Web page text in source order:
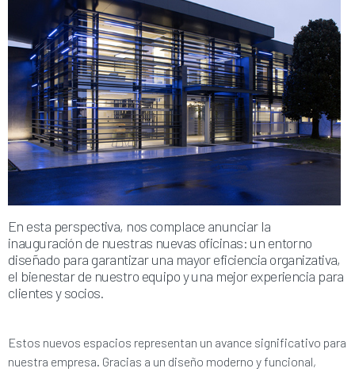
En esta perspectiva, nos complace anunciar la
inauguración de nuestras nuevas oficinas: un entorno
diseñado para garantizar una mayor eficiencia organizativa,
el bienestar de nuestro equipo y una mejor experiencia para
clientes y socios.
Estos nuevos espacios representan un avance significativo para
nuestra empresa. Gracias a un diseño moderno y funcional,